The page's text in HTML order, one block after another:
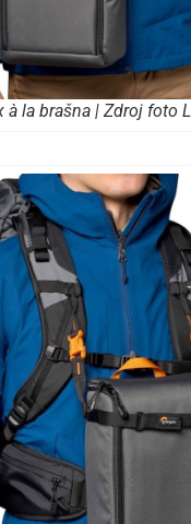
à la brašna | Zdroj foto